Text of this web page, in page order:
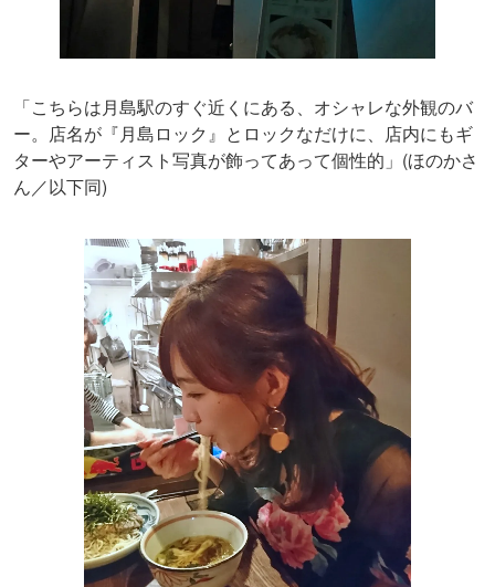
「こちらは月島駅のすぐ近くにある、オシャレな外観のバ
ー。店名が『月島ロック』とロックなだけに、店内にもギ
ターやアーティスト写真が飾ってあって個性的」(ほのかさ
ん／以下同)